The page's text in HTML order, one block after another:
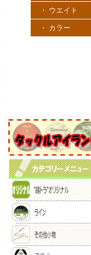
・ ウエイト
・ カラー